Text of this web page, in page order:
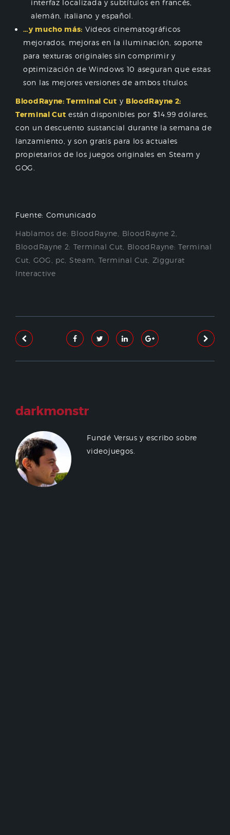
interfaz localizada y subtítulos en francés,
alemán, italiano y español.
…y mucho más: Videos cinematográficos
mejorados, mejoras en la iluminación, soporte
para texturas originales sin comprimir y
optimización de Windows 10 aseguran que estas
son las mejores versiones de ambos títulos.
BloodRayne: Terminal Cut y BloodRayne 2:
Terminal Cut están disponibles por $14.99 dólares,
con un descuento sustancial durante la semana de
lanzamiento, y son gratis para los actuales
propietarios de los juegos originales en Steam y
GOG.
Fuente: Comunicado
Hablamos de: BloodRayne BloodRayne 2
BloodRayne 2: Terminal Cut
BloodRayne: Terminal
Cut GOG pc Steam Terminal Cut Ziggurat
Interactive
darkmonstr
Fundé Versus y escribo sobre
videojuegos.